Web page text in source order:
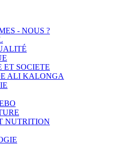
- NOUS ?
ET SOCIETE
ALI KALONGA
NUTRITION